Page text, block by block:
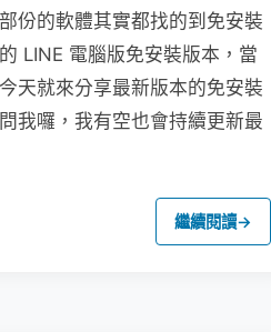
份的軟體其實都找的到免安裝
LINE 電腦版免安裝版本，當
天就來分享最新版本的免安裝
我囉，我有空也會持續更新最
繼續閱讀→